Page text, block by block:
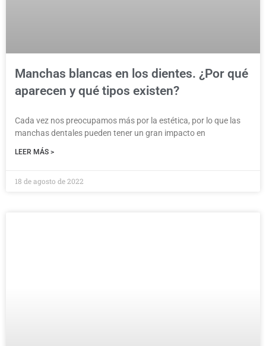
Manchas blancas en los dientes. ¿Por qué
aparecen y qué tipos existen?
Cada vez nos preocupamos más por la estética, por lo que las
manchas dentales pueden tener un gran impacto en
LEER MÁS >
18 de agosto de 2022